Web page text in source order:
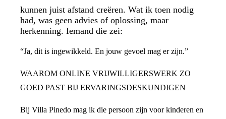
kunnen juist afstand creëren. Wat ik toen nodig
had, was geen advies of oplossing, maar
herkenning. Iemand die zei:
“Ja, dit is ingewikkeld. En jouw gevoel mag er zijn.”
WAAROM ONLINE VRIJWILLIGERSWERK ZO
GOED PAST BIJ ERVARINGSDESKUNDIGEN
Bij Villa Pinedo mag ik die persoon zijn voor kinderen en